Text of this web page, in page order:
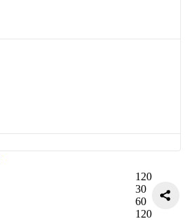
120
30
60
120